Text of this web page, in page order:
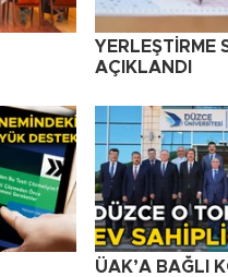
YERLEŞTİRME
AÇIKLANDI
ÜAK’A BAĞLI